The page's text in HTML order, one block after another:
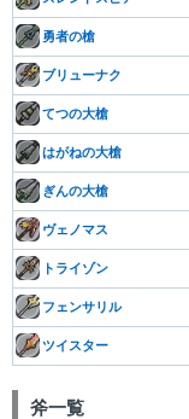
勇者の槍
ブリューナク
てつの大槍
はがねの大槍
ぎんの大槍
ヴェノマス
トライゾン
フェンサリル
ツイスター
斧一覧